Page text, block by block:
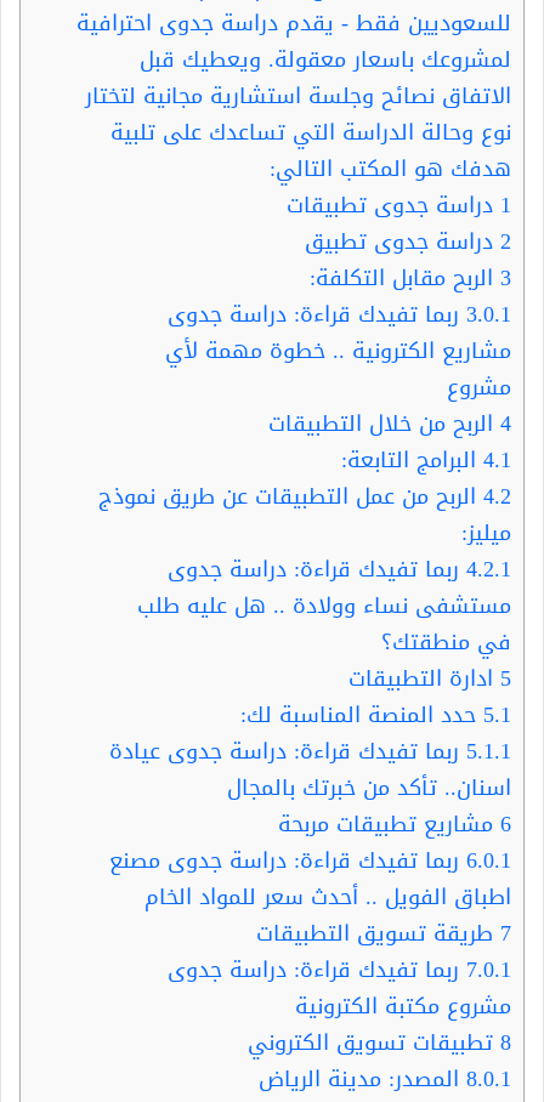
للسعوديين فقط - يقدم دراسة جدوى احترافية
لمشروعك باسعار معقولة. ويعطيك قبل
الاتفاق نصائح وجلسة استشارية مجانية لتختار
نوع وحالة الدراسة التي تساعدك على تلبية
هدفك هو المكتب التالي:
1 دراسة جدوى تطبيقات
2دراسة جدوى تطبيق
3 الربح مقابل التكلفة:
3.0.1 ربما تفيدك قراءة: دراسة جدوى
مشاريع الكترونية .. خطوة مهمة لأي
مشروع
4 الربح من خلال التطبيقات
4.1 البرامج التابعة:
4.2 الربح من عمل التطبيقات عن طريق نموذج
ميليز:
4.2.1 ربما تفيدك قراءة: دراسة جدوى
مستشفى نساء وولادة .. هل عليه طلب
في منطقتك؟
5 ادارة التطبيقات
5.1 حدد المنصة المناسبة لك:
5.1.1 ربما تفيدك قراءة: دراسة جدوى عيادة
اسنان.. تأكد من خبرتك بالمجال
6مشاريع تطبيقات مربحة
6.0.1 ربما تفيدك قراءة: دراسة جدوى مصنع
اطباق الفويل .. أحدث سعر للمواد الخام
7 طريقة تسويق التطبيقات
7.0.1 ربما تفيدك قراءة: دراسة جدوى
مشروع مكتبة الكترونية
8تطبيقات تسويق الكتروني
8.0.1 المصدر: مدينة الرياض